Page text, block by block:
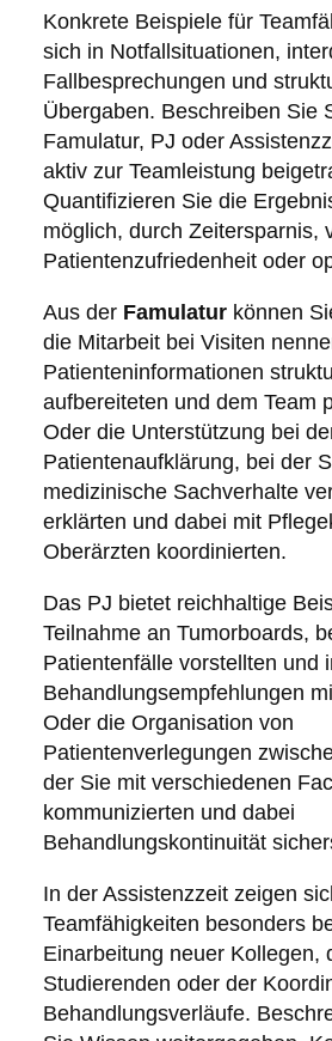
Konkrete Beispiele für
sich in Notfallsituationen,
Fallbesprechungen und
Übergaben. Beschreiben Sie
Famulatur, PJ oder
aktiv zur Teamleistung
Quantifizieren Sie die
möglich, durch Zeitersparnis,
Patientenzufriedenheit oder
Aus der Famulaturkönnen
die Mitarbeit bei Visiten
Patienteninformationen
aufbereiteten und dem Team
Oder die Unterstützung bei
Patientenaufklärung, bei der
medizinische Sachverhalte
erklärten und dabei mit
Oberärzten koordinierten.
Das PJ bietet reichhaltige
Teilnahme an Tumorboards,
Patientenfälle vorstellten und
Behandlungsempfehlungen
Oder die Organisation von
Patientenverlegungen
der Sie mit verschiedenen
kommunizierten und dabei
Behandlungskontinuität
In der Assistenzzeit zeigen
Teamfähigkeiten besonders
Einarbeitung neuer Kollegen,
Studierenden oder der
Behandlungsverläufe.